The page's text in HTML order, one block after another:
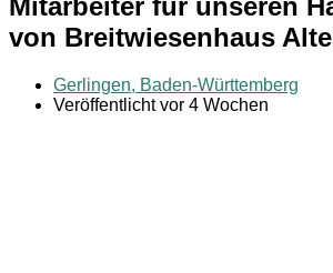
Mitarbeiter für unseren
von Breitwiesenhaus
Gerlingen, Baden-Württemberg
Veröffentlicht vor 4 Wochen